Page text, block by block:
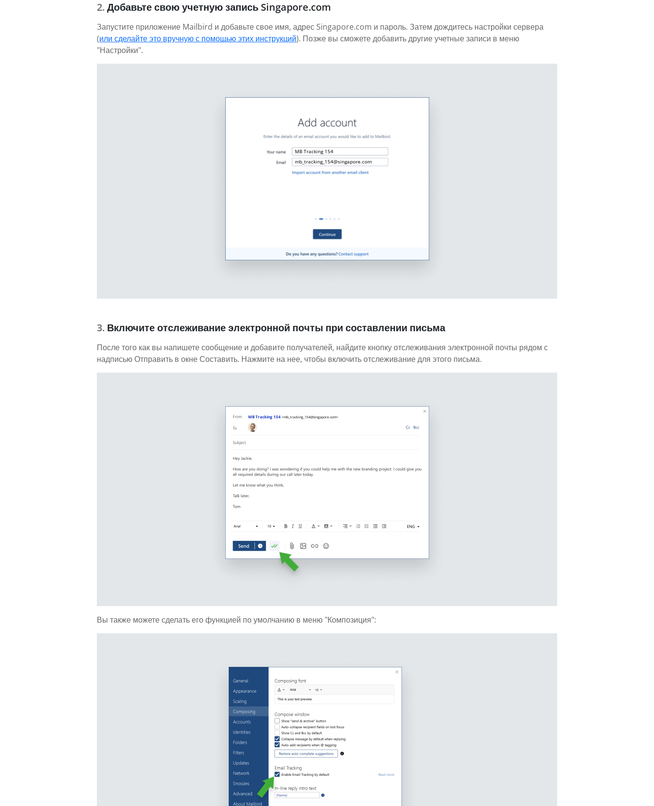
Добавьте свою учетную запись Singapore.com
Запустите приложение Mailbird и добавьте свое имя, адрес Singapore.com и пароль. Затем дождитесь настройки сервера
(или сделайте это вручную с помощью этих инструкций). Позже вы сможете добавить другие учетные записи в меню
"Настройки".
MB Tracking 154
mb_tracking_154@singapore.com
Включите отслеживание электронной почты при составлении письма
После того как вы напишете сообщение и добавите получателей, найдите кнопку отслеживания электронной почты рядом с
надписью Отправить в окне Составить. Нажмите на нее, чтобы включить отслеживание для этого письма.
MB Tracking 154 <mb_tracking_154@singapore.com>
Вы также можете сделать его функцией по умолчанию в меню "Композиция":